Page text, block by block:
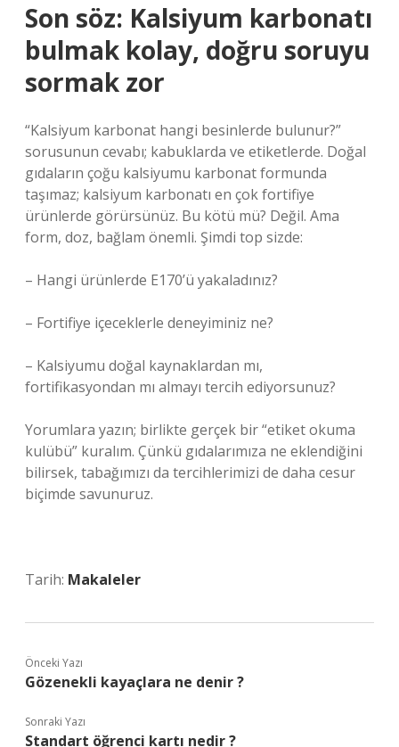
Son söz: Kalsiyum karbonatı
bulmak kolay, doğru soruyu
sormak zor
“Kalsiyum karbonat hangi besinlerde bulunur?”
sorusunun cevabı; kabuklarda ve etiketlerde. Doğal
gıdaların çoğu kalsiyumu karbonat formunda
taşımaz; kalsiyum karbonatı en çok fortifiye
ürünlerde görürsünüz. Bu kötü mü? Değil. Ama
form, doz, bağlam önemli. Şimdi top sizde:
– Hangi ürünlerde E170’ü yakaladınız?
– Fortifiye içeceklerle deneyiminiz ne?
– Kalsiyumu doğal kaynaklardan mı,
fortifikasyondan mı almayı tercih ediyorsunuz?
Yorumlara yazın; birlikte gerçek bir “etiket okuma
kulübü” kuralım. Çünkü gıdalarımıza ne eklendiğini
bilirsek, tabağımızı da tercihlerimizi de daha cesur
biçimde savunuruz.
Tarih: Makaleler
Önceki Yazı
Gözenekli kayaçlara ne denir ?
Sonraki Yazı
Standart öğrenci kartı nedir ?